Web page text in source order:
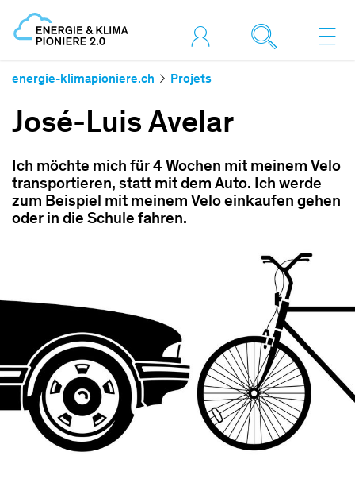
energie-klimapioniere.ch Projets
José-Luis Avelar
Ich möchte mich für 4 Wochen mit meinem Velo
transportieren, statt mit dem Auto. Ich werde
zum Beispiel mit meinem Velo einkaufen gehen
oder in die Schule fahren.